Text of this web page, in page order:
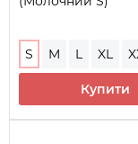
S M L XL
Купити